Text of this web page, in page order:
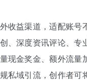
收益渠道，适配账号
、深度资讯评论、
现金奖金、额外流
私域引流，创作者